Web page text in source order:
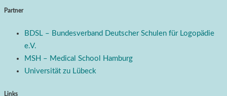
Partner
BDSL – Bundesverband Deutscher Schulen für Logopädie
e.V.
MSH – Medical School Hamburg
Universität zu Lübeck
Links